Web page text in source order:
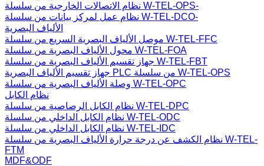
نظام الاتصالات الخارجية من سلسلة W-TEL-OPS-
نظام عمل لمركز بيانات من سلسلة W-TEL-DCO-
الألياف البصرية
موصل الألياف البصرية السريع من سلسلة W-TEL-FFC
محول الألياف البصرية من سلسلة W-TEL-FOA
جهاز تقسيم الألياف البصرية من سلسلة W-TEL-FBT
جهاز تقسيم الألياف البصرية PLC من سلسلة W-TEL-OPS
وصلة الألياف البصرية من سلسلة W-TEL-OPC
نظام الكابل
نظام الكابل الرصاصية من سلسلة W-TEL-DPC
نظام الكابل الداخلي من سلسلة W-TEL-ODC
نظام الكابل الداخلي من سلسلة W-TEL-IDC
نظام الكشف عن درجة حرارة الألياف البصرية من سلسلة W-TEL-
FTM
MDF&ODF